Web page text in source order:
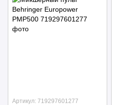
Артикул: 719297601277